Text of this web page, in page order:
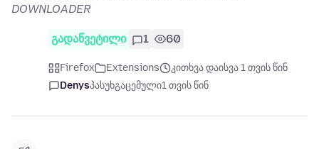
DOWNLOADER
გადაწვეტილი 1 60
Firefox Extensions
კითხვა დაისვა 1 თვის წინ
Denysპასუხგაცემული1 თვის წინ